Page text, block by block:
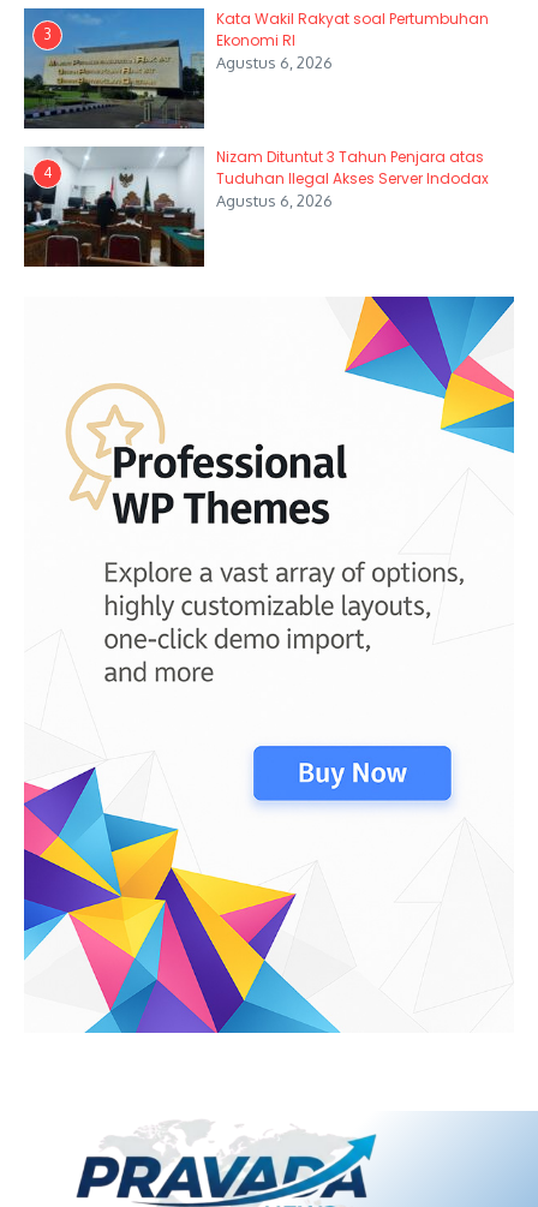
3
Kata Wakil Rakyat soal Pertumbuhan
Ekonomi RI
Agustus 6, 2026
4
Nizam Dituntut 3 Tahun Penjara atas
Tuduhan Ilegal Akses Server Indodax
Agustus 6, 2026